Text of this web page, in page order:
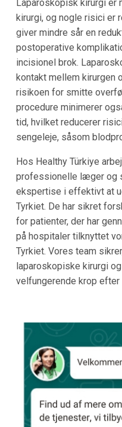
Laparoskopisk kirurgi er
kirurgi, og nogle risici er
giver mindre sår en
postoperative
incisionel brok.
kontakt mellem kirurgen
risikoen for smitte
procedure minimerer
tid, hvilket reducerer
sengeleje, såsom
Hos Healthy Türkiye
professionelle læger og
ekspertise i effektivt at
Tyrkiet. De har sikret
for patienter, der har
på hospitaler tilknyttet
Tyrkiet. Vores team
laparoskopiske kirurgi
velfungerende krop efter